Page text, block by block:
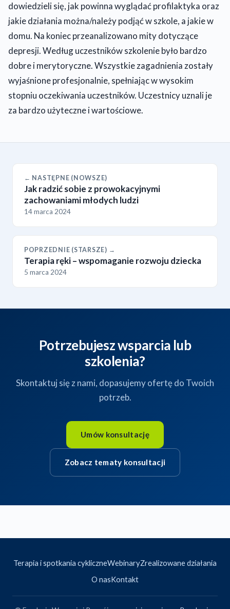
dowiedzieli się, jak powinna wyglądać profilaktyka oraz
jakie działania można/należy podjąć w szkole, a jakie w
domu. Na koniec przeanalizowano mity dotyczące
depresji. Według uczestników szkolenie było bardzo
dobre i merytoryczne. Wszystkie zagadnienia zostały
wyjaśnione profesjonalnie, spełniając w wysokim
stopniu oczekiwania uczestników. Uczestnicy uznali je
za bardzo użyteczne i wartościowe.
← NASTĘPNE (NOWSZE)
Jak radzić sobie z prowokacyjnymi
zachowaniami młodych ludzi
14 marca 2024
POPRZEDNIE (STARSZE) →
Terapia ręki – wspomaganie rozwoju dziecka
5 marca 2024
Potrzebujesz wsparcia lub
szkolenia?
Skontaktuj się z nami, dopasujemy ofertę do Twoich
potrzeb.
Umów konsultację
Zobacz tematy konsultacji
Terapia i spotkania cykliczneWebinaryZrealizowane działania
O nasKontakt